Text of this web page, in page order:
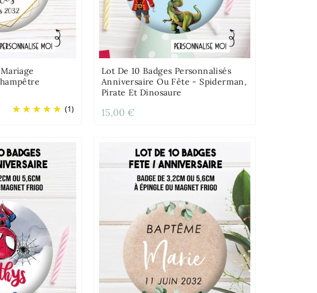
(1)
Lot De 10 Badges Personnalisés
Anniversaire Ou Fête - Spiderman,
Pirate Et Dinosaure
15,00 €